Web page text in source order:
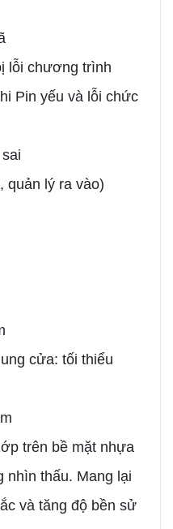
lỗi chương trình
Pin yếu và lỗi chức
quản lý ra vào)
cửa: tối thiểu
trên bề mặt nhựa
nhìn thấu. Mang lại
và tăng độ bền sử